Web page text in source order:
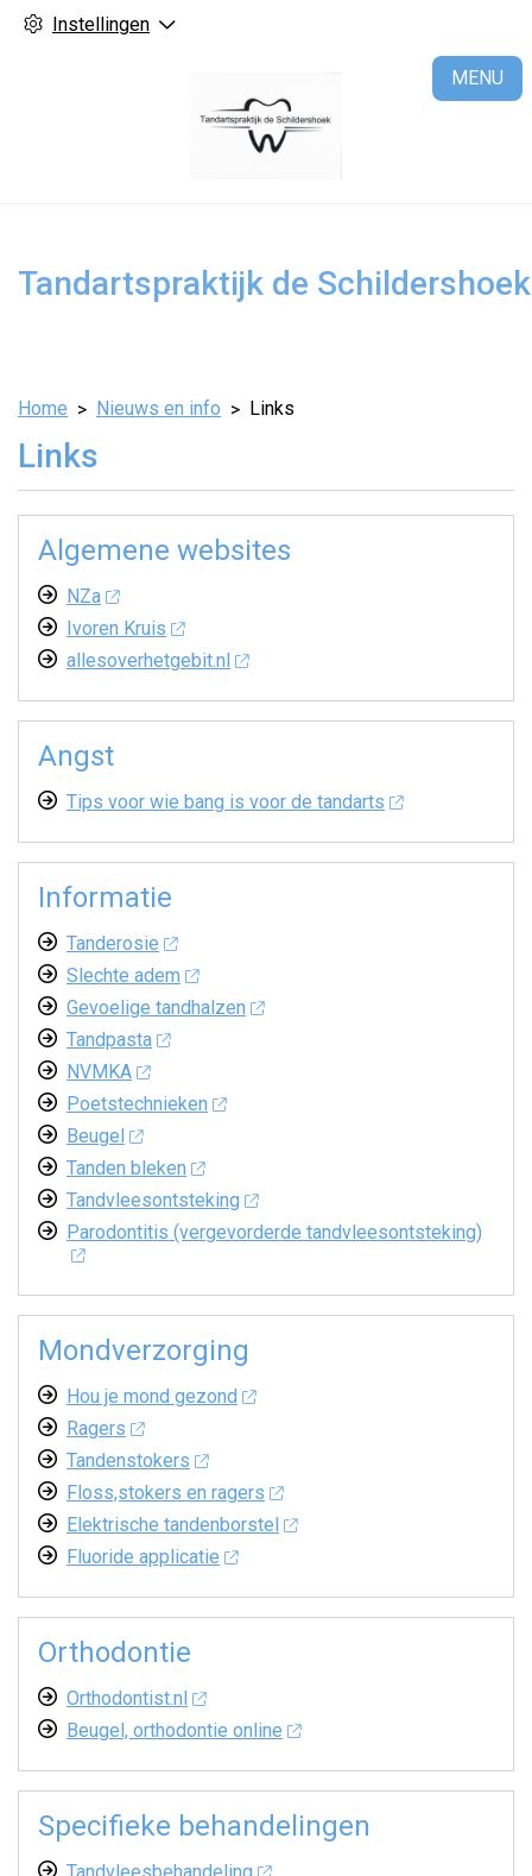
Instellingen
MENU
Tandartspraktijk de Schildershoek
Home Nieuws en info Links
Links
Algemene websites
NZa
Ivoren Kruis
allesoverhetgebit.nl
Angst
Tips voor wie bang is voor de tandarts
Informatie
Tanderosie
Slechte adem
Gevoelige tandhalzen
Tandpasta
NVMKA
Poetstechnieken
Beugel
Tanden bleken
Tandvleesontsteking
Parodontitis (vergevorderde tandvleesontsteking)
Mondverzorging
Hou je mond gezond
Ragers
Tandenstokers
Floss,stokers en ragers
Elektrische tandenborstel
Fluoride applicatie
Orthodontie
Orthodontist.nl
Beugel, orthodontie online
Specifieke behandelingen